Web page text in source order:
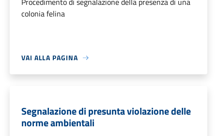
colonia felina
VAI ALLA PAGINA
Segnalazione di presunta violazione delle
norme ambientali